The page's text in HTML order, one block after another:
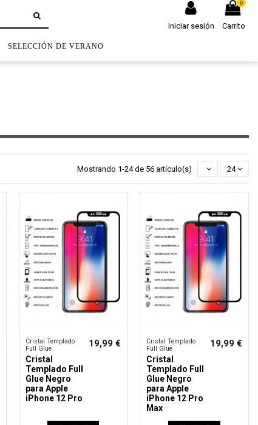
Iniciar sesión
0
Carrito
SELECCIÓN DE VERANO
Mostrando 1-24 de 56 artículo(s) 24
Cristal Templado
Full Glue
Cristal
Templado Full
Glue Negro
para Apple
iPhone 12 Pro
19,99 €
Cristal Templado
Full Glue
Cristal
Templado Full
Glue Negro
para Apple
iPhone 12 Pro
Max
19,99 €